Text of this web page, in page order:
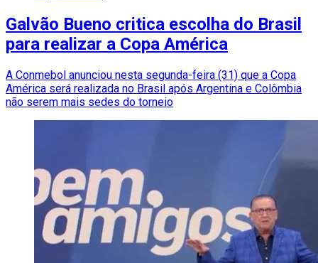
Galvão Bueno critica escolha do Brasil
para realizar a Copa América
A Conmebol anunciou nesta segunda-feira (31) que a Copa
América será realizada no Brasil após Argentina e Colômbia
não serem mais sedes do torneio